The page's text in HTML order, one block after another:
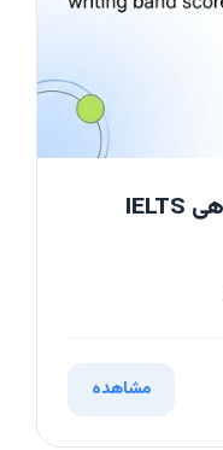
رمزگشایی معیارهای نمره دهی IELTS
مشاهده